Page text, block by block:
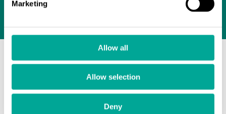
Marketing
Allow all
Allow selection
Deny
Avoimet työpaikat